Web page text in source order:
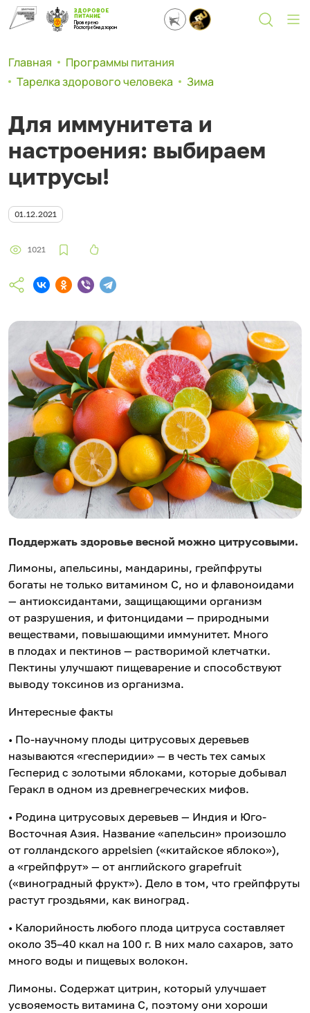
ЗДОРОВОЕ
ПИТАНИЕ
Проверено
Роспотребнадзором
Главная
Программы питания
Тарелка здорового человека
Зима
Для иммунитета и
настроения: выбираем
цитрусы!
01.12.2021
1021
Поддержать здоровье весной можно цитрусовыми.
Лимоны, апельсины, мандарины, грейпфруты
богаты не только витамином С, но и флавоноидами
— антиоксидантами, защищающими организм
от разрушения, и фитонцидами — природными
веществами, повышающими иммунитет. Много
в плодах и пектинов — растворимой клетчатки.
Пектины улучшают пищеварение и способствуют
выводу токсинов из организма.
Интересные факты
• По-научному плоды цитрусовых деревьев
называются «гесперидии» — в честь тех самых
Гесперид с золотыми яблоками, которые добывал
Геракл в одном из древнегреческих мифов.
• Родина цитрусовых деревьев — Индия и Юго-
Восточная Азия. Название «апельсин» произошло
от голландского appelsien («китайское яблоко»),
а «грейпфрут» — от английского grapefruit
(«виноградный фрукт»). Дело в том, что грейпфруты
растут гроздьями, как виноград.
• Калорийность любого плода цитруса составляет
около 35–40 ккал на 100 г. В них мало сахаров, зато
много воды и пищевых волокон.
Лимоны. Содержат цитрин, который улучшает
усвояемость витамина С, поэтому они хороши